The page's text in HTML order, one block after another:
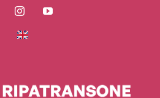
FacebookInstagramYouTube